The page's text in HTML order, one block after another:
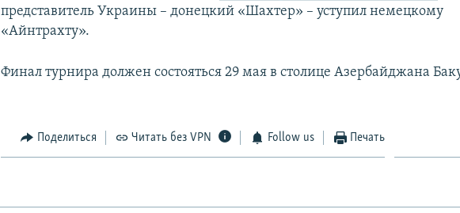
представитель Украины – донецкий «Шахтер» – уступил немецкому
«Айнтрахту».
Финал турнира должен состояться 29 мая в столице Азербайджана
Поделиться Читать без VPN Follow us Печать